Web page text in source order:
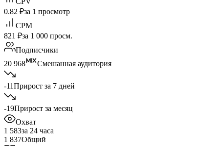
0.82 ₽за 1 просмотр
CPM
821 ₽за 1 000 просм.
Подписчики
20 968
Смешанная аудитория
-11Прирост за 7 дней
-19Прирост за месяц
Охват
1 583за 24 часа
1 837Общий